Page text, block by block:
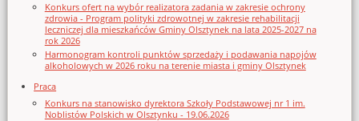
Konkurs ofert na wybór realizatora zadania w zakresie ochrony
zdrowia - Program polityki zdrowotnej w zakresie rehabilitacji
leczniczej dla mieszkańców Gminy Olsztynek na lata 2025-2027 na
rok 2026
Harmonogram kontroli punktów sprzedaży i podawania napojów
alkoholowych w 2026 roku na terenie miasta i gminy Olsztynek
Praca
Konkurs na stanowisko dyrektora Szkoły Podstawowej nr 1 im.
Noblistów Polskich w Olsztynku - 19.06.2026